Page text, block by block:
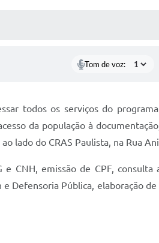
Tom de voz:
todos os serviços do
da população à
lado do CRAS Paulista, na Rua
CNH, emissão de CPF,
Defensoria Pública, elaboração